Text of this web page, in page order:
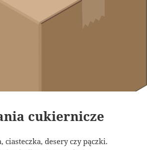
cukiernicze
ciasteczka, desery czy pączki.